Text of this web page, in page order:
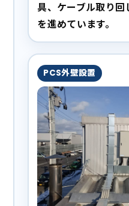
具、ケーブル取り
を進めています。
PCS外壁設置